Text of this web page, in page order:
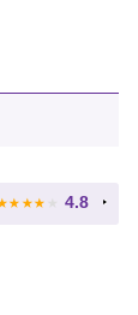
★ ★ ★ ★ 4.8